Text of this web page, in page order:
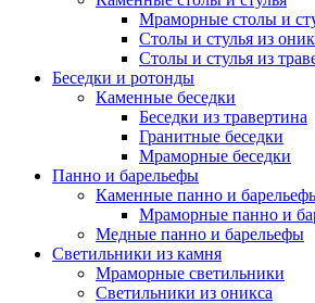
Мраморные столы и
Столы и стулья из
Столы и стулья из
Беседки и ротонды
Каменные беседки
Беседки из травертина
Гранитные беседки
Мраморные беседки
Панно и барельефы
Каменные панно и
Мраморные панно и
Медные панно и барельефы
Светильники из камня
Мраморные светильники
Светильники из оникса